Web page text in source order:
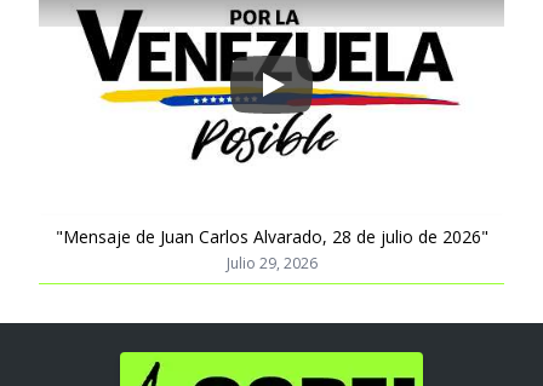
Play
"Mensaje de Juan Carlos Alvarado, 28 de julio de 2026"
Julio 29, 2026